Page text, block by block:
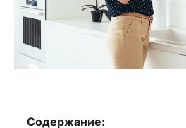
Содержание: